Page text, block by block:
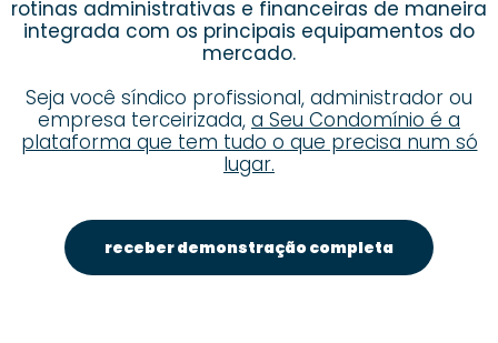
rotinas administrativas e financeiras de maneira
integrada com os principais equipamentos do
mercado.
Seja você síndico profissional, administrador ou
empresa terceirizada, a Seu Condomínio é a
plataforma que tem tudo o que precisa num só
lugar.
receber demonstração completa